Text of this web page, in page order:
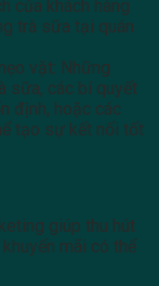
của khách hàng
trà sữa tại quán
vặt: Những
sữa, các bí quyết
định, hoặc các
tạo sự kết nối tốt
giúp thu hút
mãi có thể